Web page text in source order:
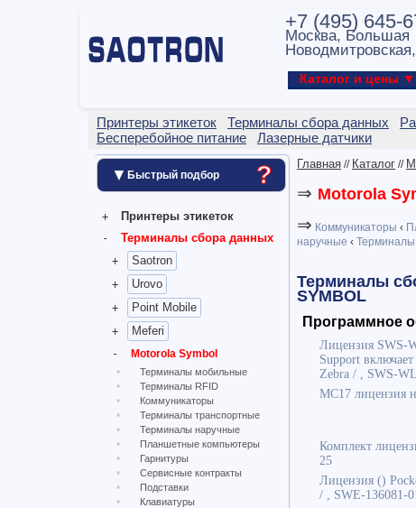
+7 (495) 645-
Москва, Большая
Каталог и цены ▼
Принтеры этикеток Терминалы сбора данных
Бесперебойное питание
Лазерные датчики
▼ Быстрый подбор ?
Принтеры этикеток
Терминалы сбора данных
Saotron
Urovo
Point Mobile
Meferi
Motorola Symbol
Терминалы мобильные
Терминалы RFID
Коммуникаторы
Терминалы транспортные
Терминалы наручные
Планшетные компьютеры
Гарнитуры
Сервисные контракты
Подставки
Клавиатуры
Главная // Каталог //
⇒ Motorola
⇒ Коммуникаторы ‹
наручные ‹
Терминалы
SYMBOL
Программное
Лицензия SWS-
Support
Zebra / , SWS-
MC17 лицензия
Комплект
25
Лицензия ()
/ , SWE-136081-